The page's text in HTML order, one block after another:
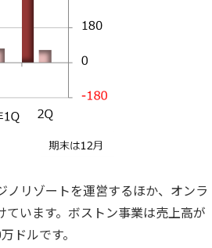
リゾートを運営するほか、オンラ
います。ボストン事業は売上高が
ドルです。